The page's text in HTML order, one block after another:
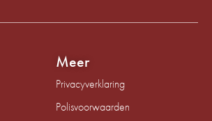
Meer
Privacyverklaring
Polisvoorwaarden